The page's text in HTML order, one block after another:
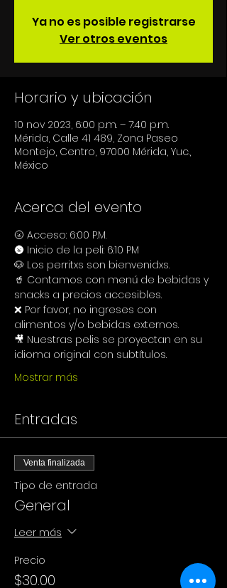
Ya no es posible registrarse
Ver otros eventos
Horario y ubicación
10 nov 2023, 6:00 p.m. – 7:40 p.m.
Mérida, Calle 41 489, Zona Paseo
Montejo, Centro, 97000 Mérida, Yuc.,
México
Acerca del evento
🌝 Acceso: 6:00 P.M.
🌚 Inicio de la peli: 6:10 PM
🐶 Los perritxs son bienvenidxs.
🥤 Contamos con menú de bebidas y
snacks a precios accesibles.
❌ Por favor, no ingreses con
alimentos y/o bebidas externos.
🎥 Nuestras pelis se proyectan en su
idioma original con subtítulos.
Mostrar más
Entradas
Venta finalizada
Tipo de entrada
General
Leer más
Precio
$30.00